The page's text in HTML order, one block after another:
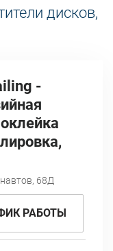
дисков,
-
68Д
РАБОТЫ